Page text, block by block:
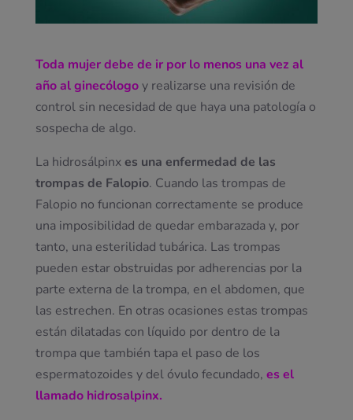
Toda mujer debe de ir por lo menos una vez al
año al ginecólogoy realizarse una revisión de
control sin necesidad de que haya una patología o
sospecha de algo.
La hidrosálpinxes una enfermedad de las
trompas de Falopio. Cuando las trompas de
Falopio no funcionan correctamente se produce
una imposibilidad de quedar embarazada y, por
tanto, una esterilidad tubárica. Las trompas
pueden estar obstruidas por adherencias por la
parte externa de la trompa, en el abdomen, que
las estrechen. En otras ocasiones estas trompas
están dilatadas con líquido por dentro de la
trompa que también tapa el paso de los
espermatozoides y del óvulo fecundado, es el
llamado hidrosalpinx.